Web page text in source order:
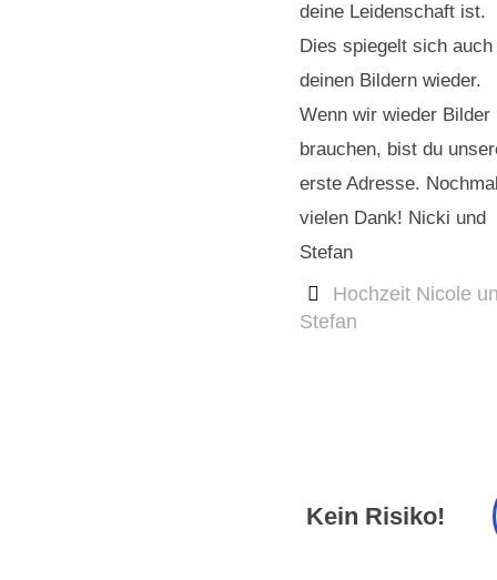
deine Leidenschaft ist.
Dies spiegelt sich auch
deinen Bildern wieder.
Wenn wir wieder Bilder
brauchen, bist du
erste Adresse.
vielen Dank! Nicki und
Stefan
Hochzeit Nicole
Stefan
Kein Risiko!